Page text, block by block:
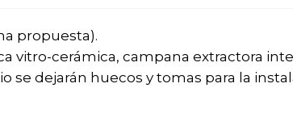
propuesta).
vitro-cerámica, campana extractora
se dejarán huecos y tomas para la